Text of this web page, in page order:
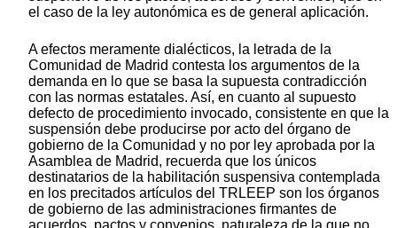
el caso de la ley autonómica es de general aplicación.
A efectos meramente dialécticos, la letrada de la
Comunidad de Madrid contesta los argumentos de la
demanda en lo que se basa la supuesta contradicción
con las normas estatales. Así, en cuanto al supuesto
defecto de procedimiento invocado, consistente en que la
suspensión debe producirse por acto del órgano de
gobierno de la Comunidad y no por ley aprobada por la
Asamblea de Madrid, recuerda que los únicos
destinatarios de la habilitación suspensiva contemplada
en los precitados artículos del TRLEEP son los órganos
de gobierno de las administraciones firmantes de
acuerdos, pactos y convenios, naturaleza de la que no